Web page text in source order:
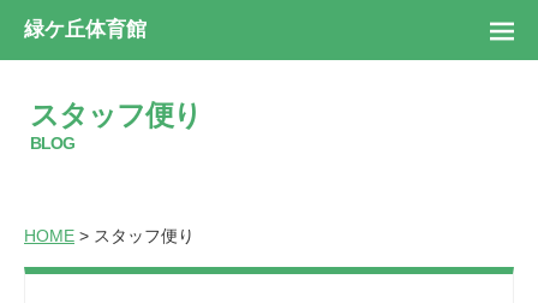
緑ケ丘体育館
スタッフ便り
BLOG
HOME > スタッフ便り